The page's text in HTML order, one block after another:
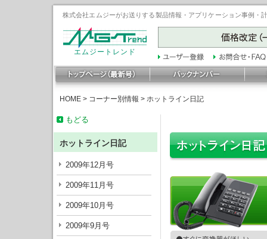
株式会社エムジーがお送りする製品情報・アプリケーション事例
エムジートレンド
HOME > コーナー別情報 > ホットライン日記
もどる
ホットライン日記
2009年12月号
2009年11月号
2009年10月号
2009年9月号